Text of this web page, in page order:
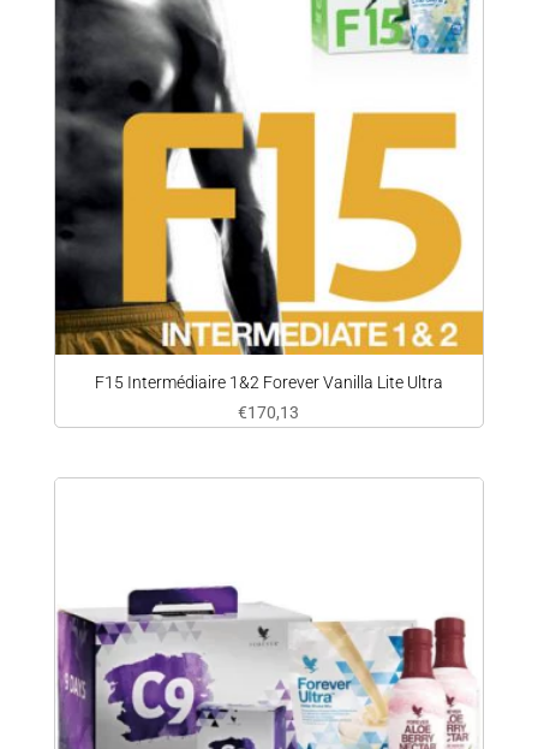
F15 Intermédiaire 1&2 Forever Vanilla Lite Ultra
€170,13